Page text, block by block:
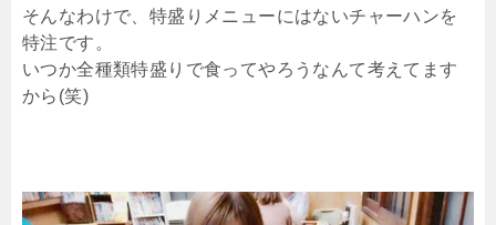
そんなわけで、特盛りメニューにはないチャーハンを
特注です。
いつか全種類特盛りで食ってやろうなんて考えてます
から(笑)